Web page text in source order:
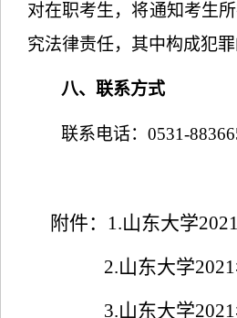
对在职考生，将通知考生
究法律责任，其中构成犯
八、联系方式
联系电话： 0531-
附件： 1.山东大学2021
2.山东大学2021
3.山东大学2021